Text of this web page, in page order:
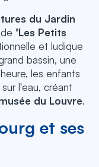
du Jardin
"Les Petits
et ludique
bassin, une
les enfants
l'eau, créant
du Louvre.
et ses